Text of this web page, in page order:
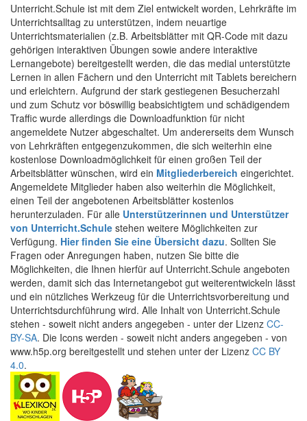
Unterricht.Schule ist mit dem Ziel entwickelt worden, Lehrkräfte im
Unterrichtsalltag zu unterstützen, indem neuartige
Unterrichtsmaterialien (z.B. Arbeitsblätter mit QR-Code mit dazu
gehörigen interaktiven Übungen sowie andere interaktive
Lernangebote) bereitgestellt werden, die das medial unterstützte
Lernen in allen Fächern und den Unterricht mit Tablets bereichern
und erleichtern. Aufgrund der stark gestiegenen Besucherzahl
und zum Schutz vor böswillig beabsichtigtem und schädigendem
Traffic wurde allerdings die Downloadfunktion für nicht
angemeldete Nutzer abgeschaltet. Um andererseits dem Wunsch
von Lehrkräften entgegenzukommen, die sich weiterhin eine
kostenlose Downloadmöglichkeit für einen großen Teil der
Arbeitsblätter wünschen, wird ein Mitgliederbereich eingerichtet.
Angemeldete Mitglieder haben also weiterhin die Möglichkeit,
einen Teil der angebotenen Arbeitsblätter kostenlos
herunterzuladen. Für alle Unterstützerinnen und Unterstützer
von Unterricht.Schule stehen weitere Möglichkeiten zur
Verfügung. Hier finden Sie eine Übersicht dazu. Sollten Sie
Fragen oder Anregungen haben, nutzen Sie bitte die
Möglichkeiten, die Ihnen hierfür auf Unterricht.Schule angeboten
werden, damit sich das Internetangebot gut weiterentwickeln lässt
und ein nützliches Werkzeug für die Unterrichtsvorbereitung und
Unterrichtsdurchführung wird. Alle Inhalt von Unterricht.Schule
stehen - soweit nicht anders angegeben - unter der Lizenz CC-
BY-SA. Die Icons werden - soweit nicht anders angegeben - von
www.h5p.org bereitgestellt und stehen unter der Lizenz CC BY
4.0.